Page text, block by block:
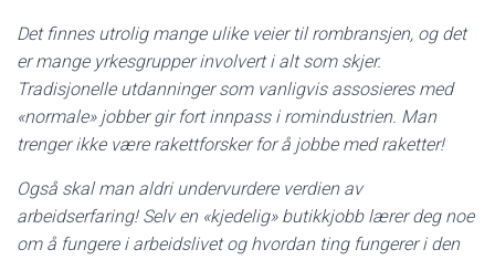
Det finnes utrolig mange ulike veier til rombransjen, og det
er mange yrkesgrupper involvert i alt som skjer.
Tradisjonelle utdanninger som vanligvis assosieres med
«normale» jobber gir fort innpass i romindustrien. Man
trenger ikke være rakettforsker for å jobbe med raketter!
Også skal man aldri undervurdere verdien av
arbeidserfaring! Selv en «kjedelig» butikkjobb lærer deg noe
om å fungere i arbeidslivet og hvordan ting fungerer i den